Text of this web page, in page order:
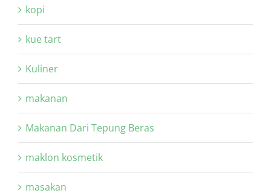
kopi
kue tart
Kuliner
makanan
Makanan Dari Tepung Beras
maklon kosmetik
masakan